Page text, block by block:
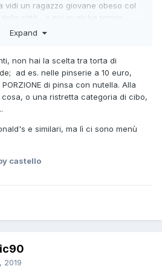
vidi un ragazzo giovane obeso col
città... e poi qualche tempo
e trovai sempre lo stesso
per me, non è tollerabile.
è tanto un problema di cibo sano o
anche il panino con la mortadella
quantità di cibo associata al basso
che in realtà è solamente
delle abitudini sbagliate.
se prendi il menu ti costa solo 8,
punto il babbo fa "E con questi
né guadagno, ma l'illusione di
poco ti spinge a fare soltanto una
Expand
non hai la scelta tra torta di
ad es. nelle pinserie a 10 euro,
di pinsa con nutella. Alla
o una ristretta categoria di cibo,
e similari, ma lì ci sono menù
castello
2019